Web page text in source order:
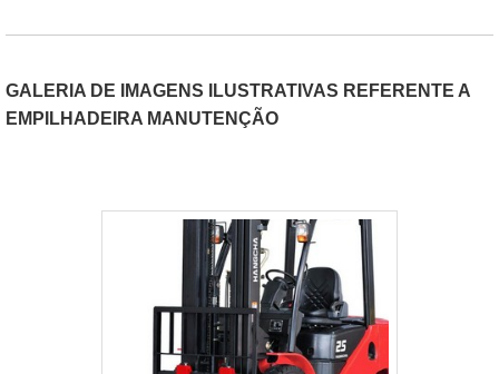
GALERIA DE IMAGENS ILUSTRATIVAS REFERENTE A
EMPILHADEIRA MANUTENÇÃO